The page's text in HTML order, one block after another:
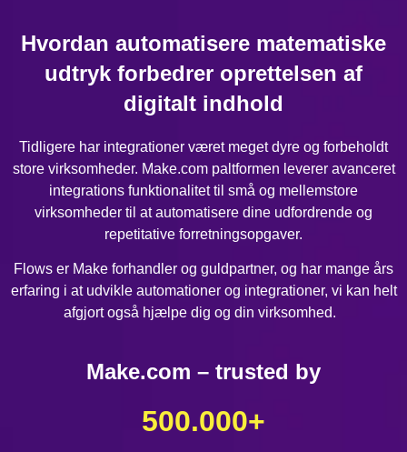
Hvordan automatisere matematiske
udtryk forbedrer oprettelsen af
digitalt indhold
Tidligere har integrationer været meget dyre og forbeholdt
store virksomheder. Make.com paltformen leverer avanceret
integrations funktionalitet til små og mellemstore
virksomheder til at automatisere dine udfordrende og
repetitative forretningsopgaver.
Flows er Make forhandler og guldpartner, og har mange års
erfaring i at udvikle automationer og integrationer, vi kan helt
afgjort også hjælpe dig og din virksomhed.
Make.com – trusted by
500.000+